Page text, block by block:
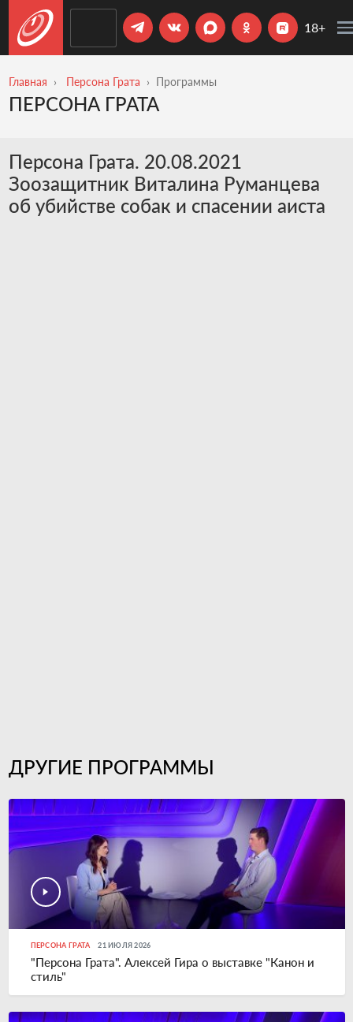
18+
Главная Персона Грата Программы
ПЕРСОНА ГРАТА
Персона Грата. 20.08.2021
Зоозащитник Виталина Руманцева
об убийстве собак и спасении аиста
ДРУГИЕ ПРОГРАММЫ
ПЕРСОНА ГРАТА 21 ИЮЛЯ 2026
"Персона Грата". Алексей Гира о выставке "Канон и
стиль"